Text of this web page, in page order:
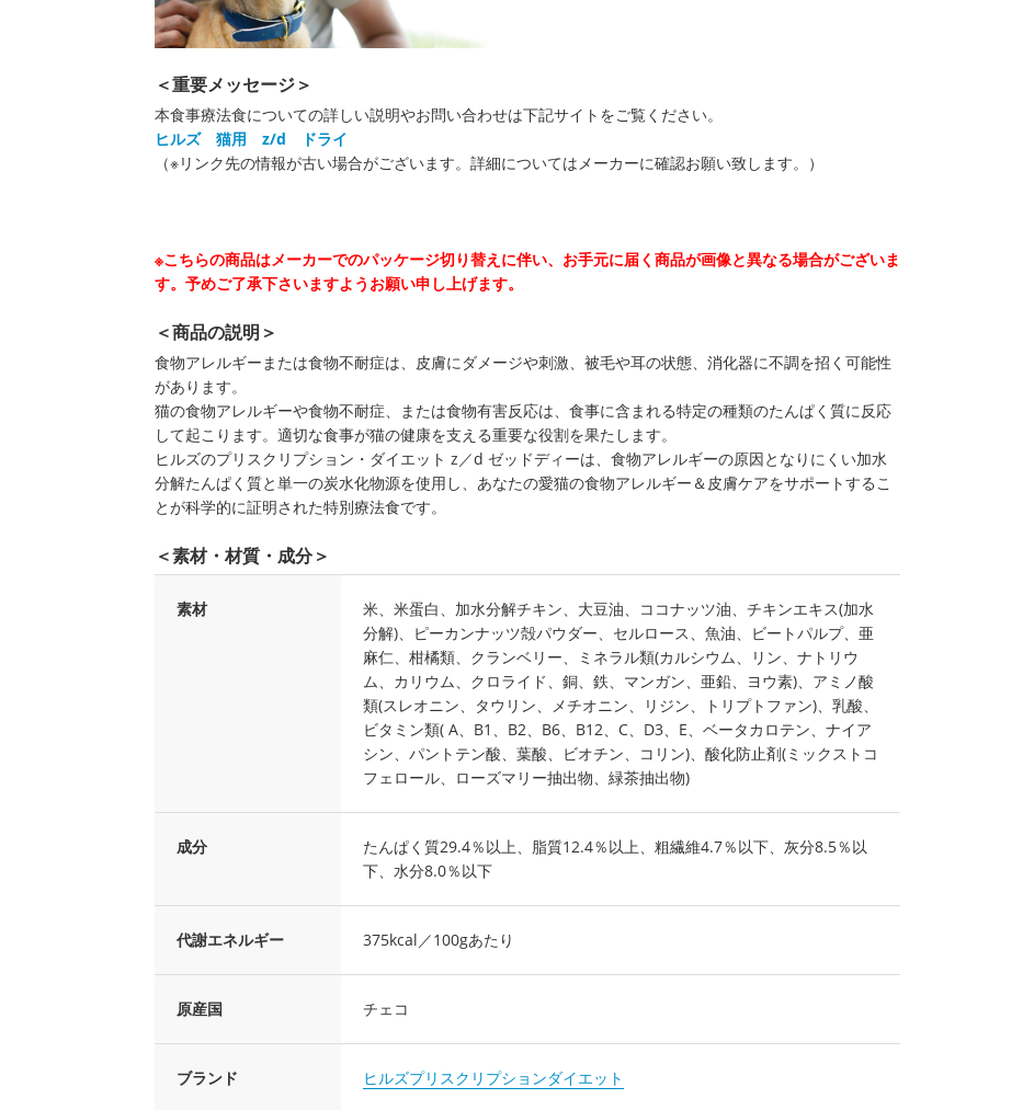
＜重要メッセージ＞
本食事療法食についての詳しい説明やお問い合わせは下記サイトをご覧ください。
ヒルズ 猫用 z/d ドライ
（※リンク先の情報が古い場合がございます。詳細についてはメーカーに確認お願い致します。）
※こちらの商品はメーカーでのパッケージ切り替えに伴い、お手元に届く商品が画像と異なる場合がございま
す。予めご了承下さいますようお願い申し上げます。
＜商品の説明＞
食物アレルギーまたは食物不耐症は、皮膚にダメージや刺激、被毛や耳の状態、消化器に不調を招く可能性
があります。
猫の食物アレルギーや食物不耐症、または食物有害反応は、食事に含まれる特定の種類のたんぱく質に反応
して起こります。適切な食事が猫の健康を支える重要な役割を果たします。
ヒルズのプリスクリプション・ダイエット z／d ゼッドディーは、食物アレルギーの原因となりにくい加水
分解たんぱく質と単一の炭水化物源を使用し、あなたの愛猫の食物アレルギー＆皮膚ケアをサポートするこ
とが科学的に証明された特別療法食です。
＜素材・材質・成分＞
素材
米、米蛋白、加水分解チキン、大豆油、ココナッツ油、チキンエキス(加水
分解)、ピーカンナッツ殻パウダー、セルロース、魚油、ビートパルプ、亜
麻仁、柑橘類、クランベリー、ミネラル類(カルシウム、リン、ナトリウ
ム、カリウム、クロライド、銅、鉄、マンガン、亜鉛、ヨウ素)、アミノ酸
類(スレオニン、タウリン、メチオニン、リジン、トリプトファン)、乳酸、
ビタミン類( A、B1、B2、B6、B12、C、D3、E、ベータカロテン、ナイア
シン、パントテン酸、葉酸、ビオチン、コリン)、酸化防止剤(ミックストコ
フェロール、ローズマリー抽出物、緑茶抽出物)
成分
たんぱく質29.4％以上、脂質12.4％以上、粗繊維4.7％以下、灰分8.5％以
下、水分8.0％以下
代謝エネルギー 375kcal／100gあたり
原産国 チェコ
ブランド ヒルズプリスクリプションダイエット